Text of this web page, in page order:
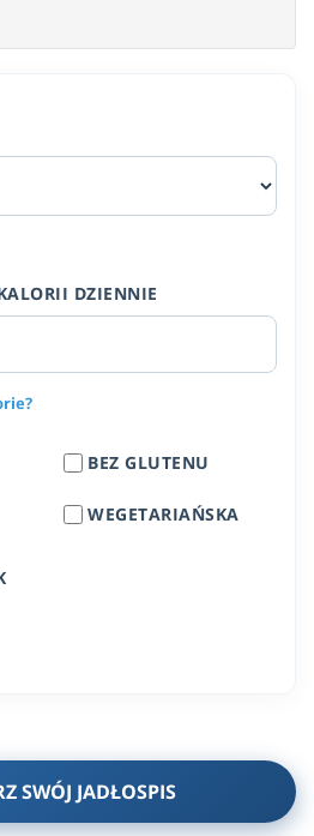
DZIENNIE
BEZ GLUTENU
WEGETARIAŃSKA
SWÓJ JADŁOSPIS